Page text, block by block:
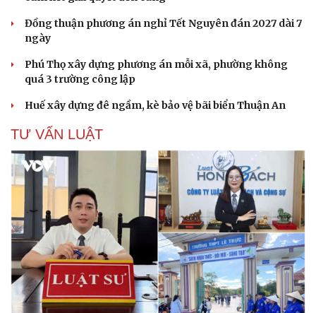
Đồng thuận phương án nghỉ Tết Nguyên đán 2027 dài 7
ngày
Phú Thọ xây dựng phương án mỗi xã, phường không
quá 3 trường công lập
Huế xây dựng đê ngầm, kè bảo vệ bãi biển Thuận An
TƯ VẤN LUẬT